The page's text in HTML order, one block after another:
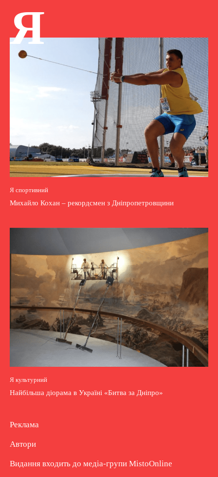
Я
Я спортивний
Михайло Кохан – рекордсмен з Дніпропетровщини
Я культурний
Найбільша діорама в Україні «Битва за Дніпро»
Реклама
Автори
Видання входить до медіа-групи MistoOnline